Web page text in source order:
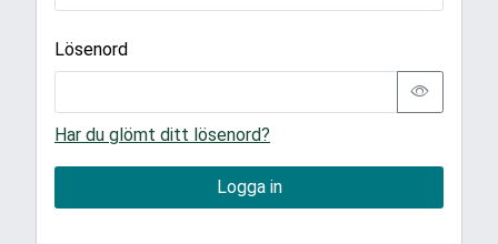
Lösenord
Har du glömt ditt lösenord?
Logga in